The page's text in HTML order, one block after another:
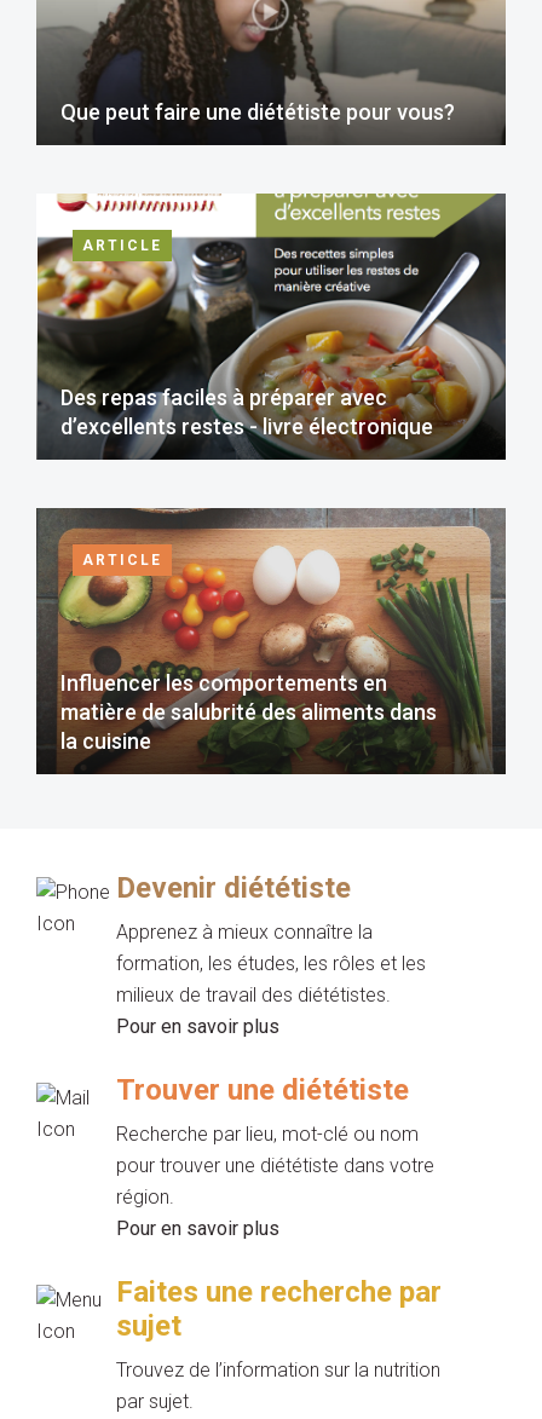
Que peut faire une diététiste pour vous?
ARTICLE
Des repas faciles à préparer avec
d’excellents restes - livre électronique
ARTICLE
Influencer les comportements en
matière de salubrité des aliments dans
la cuisine
Devenir diététiste
Apprenez à mieux connaître la
formation, les études, les rôles et les
milieux de travail des diététistes.
Pour en savoir plus
Trouver une diététiste
Recherche par lieu, mot-clé ou nom
pour trouver une diététiste dans votre
région.
Pour en savoir plus
Faites une recherche par
sujet
Trouvez de l’information sur la nutrition
par sujet.